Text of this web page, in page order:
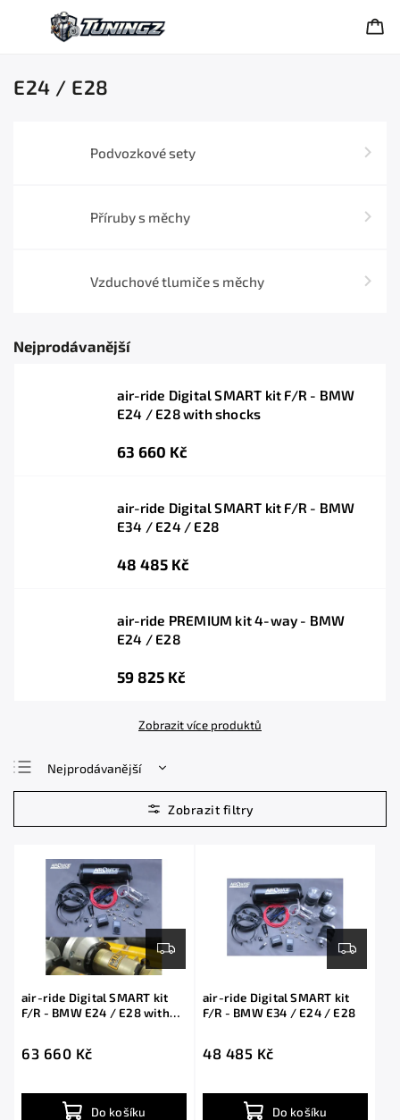
E24 / E28
Podvozkové sety
Příruby s měchy
Vzduchové tlumiče s měchy
Nejprodávanější
air-ride Digital SMART kit F/R - BMW
E24 / E28 with shocks
63 660 Kč
air-ride Digital SMART kit F/R - BMW
E34 / E24 / E28
48 485 Kč
air-ride PREMIUM kit 4-way - BMW
E24 / E28
59 825 Kč
Zobrazit více produktů
Nejprodávanější
Nejlevnější
Nejdražší
air-ride Digital SMART kit
F/R - BMW E24 / E28 with
63 660 Kč
Do košíku
air-ride Digital SMART kit
F/R - BMW E34 / E24 / E28
48 485 Kč
Do košíku